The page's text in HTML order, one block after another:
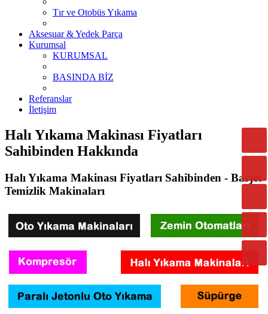
Tır ve Otobüs Yıkama
Aksesuar & Yedek Parça
Kurumsal
KURUMSAL
BASINDA BİZ
Referanslar
İletişim
Halı Yıkama Makinası Fiyatları
Sahibinden Hakkında
Halı Yıkama Makinası Fiyatları Sahibinden - Barjet
Temizlik Makinaları